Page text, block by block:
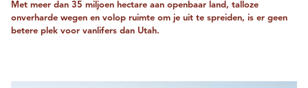
Met meer dan 35 miljoen hectare aan openbaar land, talloze
onverharde wegen en volop ruimte om je uit te spreiden, is er geen
betere plek voor vanlifers dan Utah.